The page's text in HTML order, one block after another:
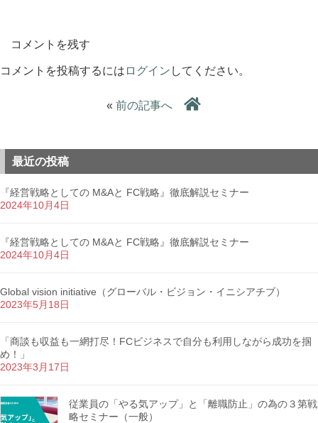
コメントを残す
コメントを投稿するには ログイン してください。
« 前の記事へ
最近の投稿
『経営戦略としての M&Aと FC戦略』徹底解説セミナー
2024年10月4日
『経営戦略としての M&Aと FC戦略』徹底解説セミナー
2024年10月4日
Global vision initiative（グローバル・ビジョン・イニシアチブ）
2023年5月18日
「商談も収益も一網打尽！FCビジネスで自分も利用しながら成功を掴
め！」
2023年3月17日
従業員の「やる気アップ」と「離職防止」の為の３第戦
略セミナー（一般）